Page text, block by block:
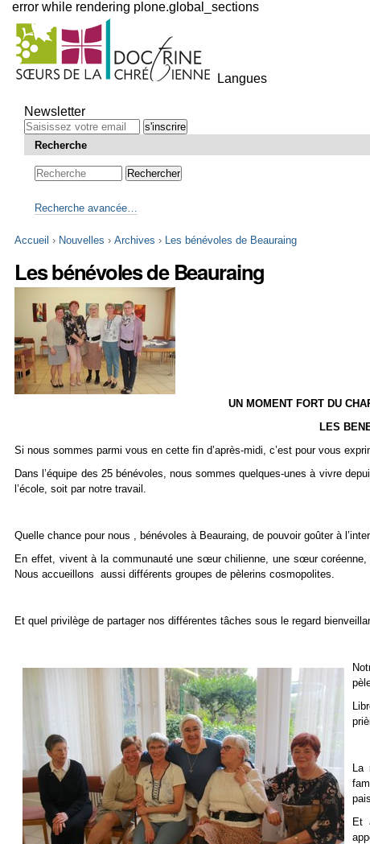
error while rendering plone.global_sections
Outils
personnels
Langues
au
contenu.
Aller
Newsletter
Recherche
Recherche avancée…
Accueil › Nouvelles ›Archives › Les bénévoles de Beauraing
Les bénévoles de Beauraing
UN MOMENT FORT DU
LES
Si nous sommes parmi vous en cette fin d’après-midi, c’est pour vous
Dans l’équipe des 25 bénévoles, nous sommes quelques-unes à vivre
l’école, soit par notre travail.
Quelle chance pour nous , bénévoles à Beauraing, de pouvoir goûter à
En effet, vivent à la communauté une sœur chilienne, une sœur
Nous accueillons aussi différents groupes de pèlerins cosmopolites.
Et quel privilège de partager nos différentes tâches sous le regard
Et